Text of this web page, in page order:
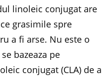
linoleic conjugat are
grasimile spre
a fi arse. Nu este o
bazeaza pe
conjugat (CLA) de a